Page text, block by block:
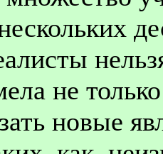
не
новые